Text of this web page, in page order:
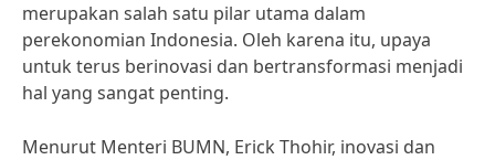
merupakan salah satu pilar utama dalam
perekonomian Indonesia. Oleh karena itu, upaya
untuk terus berinovasi dan bertransformasi menjadi
hal yang sangat penting.
Menurut Menteri BUMN, Erick Thohir, inovasi dan